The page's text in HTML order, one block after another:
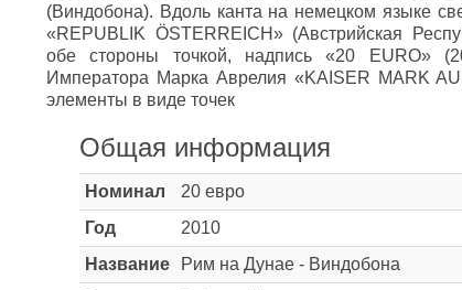
(Виндобона). Вдоль канта на немецком языке
«REPUBLIK ÖSTERREICH» (Австрийская
обе стороны точкой, надпись «20 EURO»
Императора Марка Аврелия «KAISER MARK
элементы в виде точек
Общая информация
Номинал
20 евро
Год
2010
Название
Рим на Дунае - Виндобона